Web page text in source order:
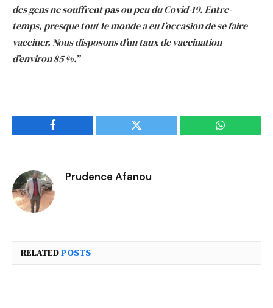
des gens ne souffrent pas ou peu du Covid-19. Entre-
temps, presque tout le monde a eu l’occasion de se faire
vacciner. Nous disposons d’un taux de vaccination
d’environ 85 %.”
Facebook Twitter WhatsApp
Prudence Afanou
RELATEDPOSTS